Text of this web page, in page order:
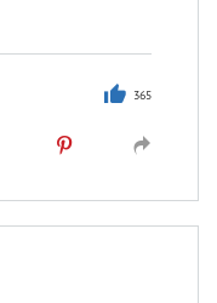
365